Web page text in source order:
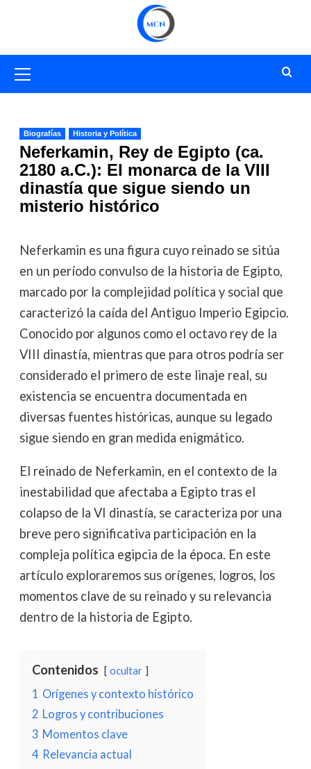
primario
Biografías Historia y Política
Neferkamin, Rey de Egipto (ca.
2180 a.C.): El monarca de la VIII
dinastía que sigue siendo un
misterio histórico
Neferkamin es una figura cuyo reinado se sitúa
en un período convulso de la historia de Egipto,
marcado por la complejidad política y social que
caracterizó la caída del Antiguo Imperio Egipcio.
Conocido por algunos como el octavo rey de la
VIII dinastía, mientras que para otros podría ser
considerado el primero de este linaje real, su
existencia se encuentra documentada en
diversas fuentes históricas, aunque su legado
sigue siendo en gran medida enigmático.
El reinado de Neferkamin, en el contexto de la
inestabilidad que afectaba a Egipto tras el
colapso de la VI dinastía, se caracteriza por una
breve pero significativa participación en la
compleja política egipcia de la época. En este
artículo exploraremos sus orígenes, logros, los
momentos clave de su reinado y su relevancia
dentro de la historia de Egipto.
Contenidos ocultar
1 Orígenes y contexto histórico
2 Logros y contribuciones
3 Momentos clave
4 Relevancia actual